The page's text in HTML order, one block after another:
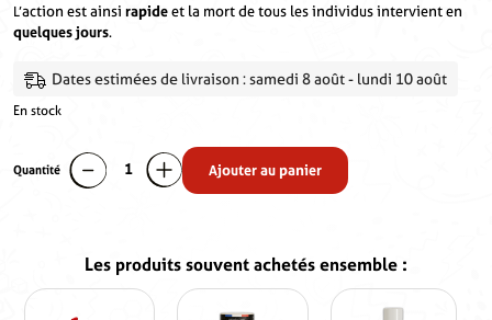
L’action est ainsi rapideet la mort de tous les individus intervient en
quelques jours.
Dates estimées de livraison : samedi 8 août - lundi 10 août
En stock
Quantité
quantité
Ajouter au panier